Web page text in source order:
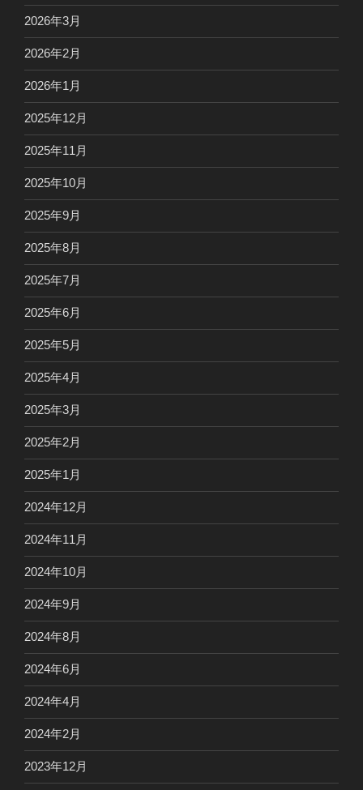
2026年3月
2026年2月
2026年1月
2025年12月
2025年11月
2025年10月
2025年9月
2025年8月
2025年7月
2025年6月
2025年5月
2025年4月
2025年3月
2025年2月
2025年1月
2024年12月
2024年11月
2024年10月
2024年9月
2024年8月
2024年6月
2024年4月
2024年2月
2023年12月